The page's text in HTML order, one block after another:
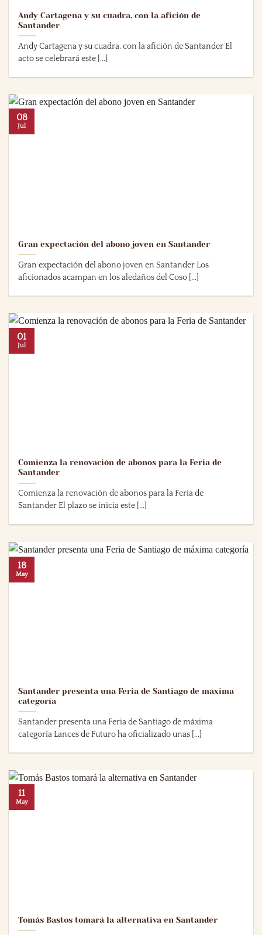
Andy Cartagena y su cuadra, con la afición de
Santander
Andy Cartagena y su cuadra, con la afición de Santander El
acto se celebrará este [...]
Gran expectación del abono joven en Santander
Gran expectación del abono joven en Santander Los
aficionados acampan en los aledaños del Coso [...]
08
Jul
Comienza la renovación de abonos para la Feria de
Santander
Comienza la renovación de abonos para la Feria de
Santander El plazo se inicia este [...]
01
Jul
Santander presenta una Feria de Santiago de máxima
categoría
Santander presenta una Feria de Santiago de máxima
categoría Lances de Futuro ha oficializado unas [...]
18
May
Tomás Bastos tomará la alternativa en Santander
11
May